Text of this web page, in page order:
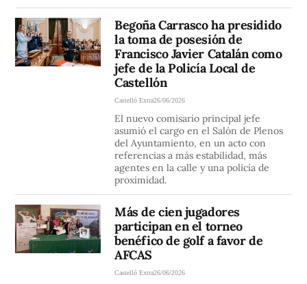
Begoña Carrasco ha presidido
la toma de posesión de
Francisco Javier Catalán como
jefe de la Policía Local de
Castellón
Castelló Extra26/06/2026
El nuevo comisario principal jefe
asumió el cargo en el Salón de Plenos
del Ayuntamiento, en un acto con
referencias a más estabilidad, más
agentes en la calle y una policía de
proximidad.
Más de cien jugadores
participan en el torneo
benéfico de golf a favor de
AFCAS
Castelló Extra26/06/2026